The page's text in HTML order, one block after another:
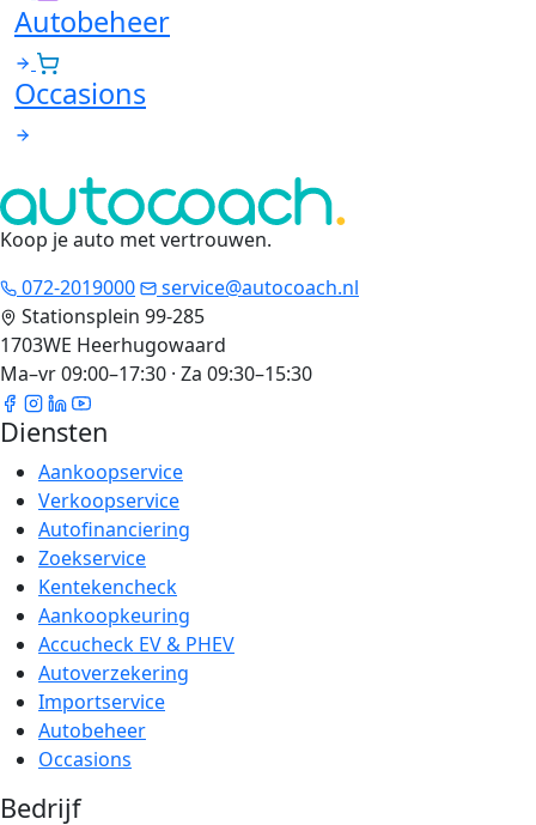
Autobeheer
Occasions
Koop je auto met vertrouwen.
072-2019000
service@autocoach.nl
Stationsplein 99-285
1703WE Heerhugowaard
Ma–vr 09:00–17:30 · Za 09:30–15:30
Diensten
Aankoopservice
Verkoopservice
Autofinanciering
Zoekservice
Kentekencheck
Aankoopkeuring
Accucheck EV & PHEV
Autoverzekering
Importservice
Autobeheer
Occasions
Bedrijf